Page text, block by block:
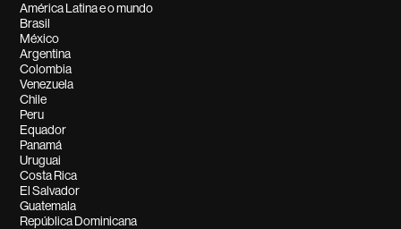
América Latina e o mundo
Brasil
México
Argentina
Colombia
Venezuela
Chile
Peru
Equador
Panamá
Uruguai
Costa Rica
El Salvador
Guatemala
República Dominicana